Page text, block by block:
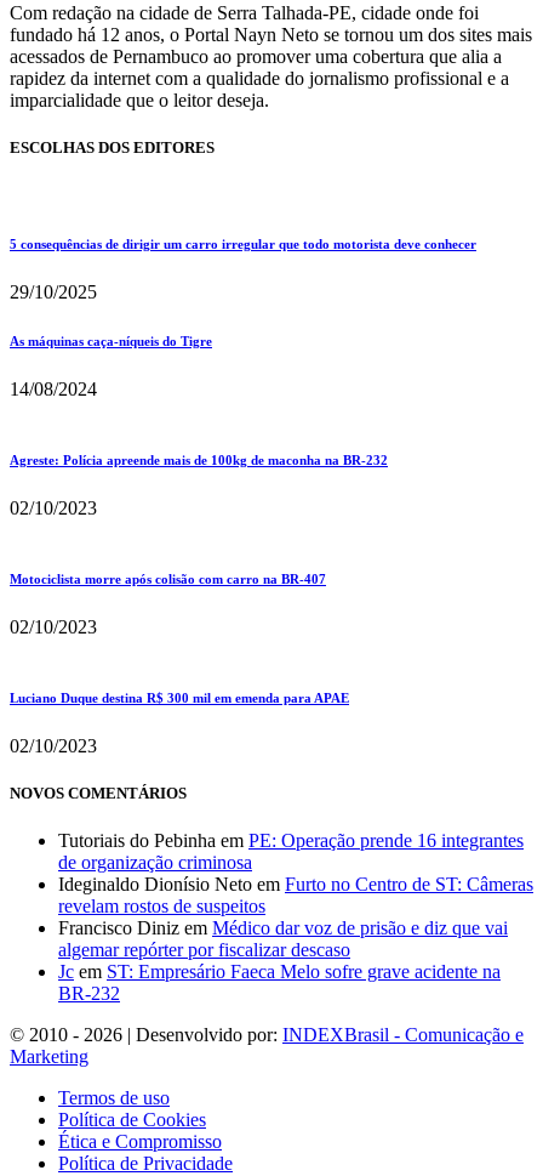
Com redação na cidade de Serra Talhada-PE, cidade onde foi
fundado há 12 anos, o Portal Nayn Neto se tornou um dos sites mais
acessados de Pernambuco ao promover uma cobertura que alia a
rapidez da internet com a qualidade do jornalismo profissional e a
imparcialidade que o leitor deseja.
ESCOLHAS DOS EDITORES
5 consequências de dirigir um carro irregular que todo motorista deve conhecer
29/10/2025
As máquinas caça-níqueis do Tigre
14/08/2024
Agreste: Polícia apreende mais de 100kg de maconha na BR-232
02/10/2023
Motociclista morre após colisão com carro na BR-407
02/10/2023
Luciano Duque destina R$ 300 mil em emenda para APAE
02/10/2023
NOVOS COMENTÁRIOS
Tutoriais do Pebinha em PE: Operação prende 16 integrantes
de organização criminosa
Ideginaldo Dionísio Neto em Furto no Centro de ST: Câmeras
revelam rostos de suspeitos
Francisco Diniz em Médico dar voz de prisão e diz que vai
algemar repórter por fiscalizar descaso
Jc em ST: Empresário Faeca Melo sofre grave acidente na
BR-232
© 2010 - 2026 | Desenvolvido por: INDEXBrasil - Comunicação e
Marketing
Termos de uso
Política de Cookies
Ética e Compromisso
Política de Privacidade